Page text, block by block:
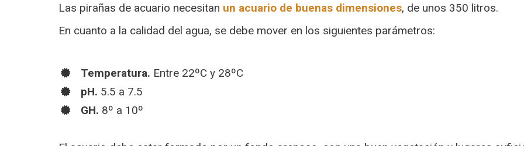
Las pirañas de acuario necesitan un acuario de buenas dimensiones, de unos 350 litros.
En cuanto a la calidad del agua, se debe mover en los siguientes parámetros:
Temperatura. Entre 22ºC y 28ºC
pH. 5.5 a 7.5
GH. 8º a 10º